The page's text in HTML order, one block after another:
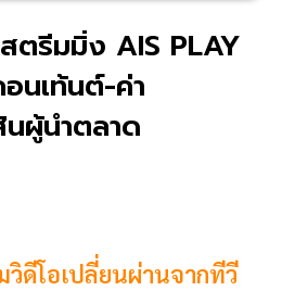
ตรีมมิ่ง AIS PLAY
นเท้นต์-ค่า
ผู้นำตลาด
ดีโอเปลี่ยนผ่านจากทีวี